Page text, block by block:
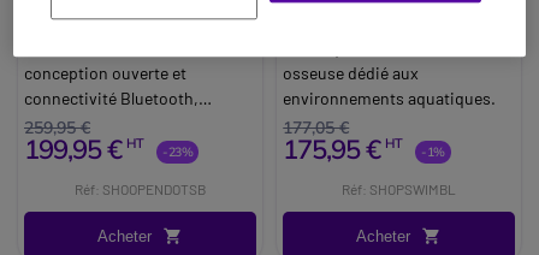
Écouteurs Bluetooth
conception ouverte et
connectivité Bluetooth,
parfaits pour les
communications et une
déplacement.
259,95 €
199,95 € HT -23%
Réf: SHOOPENDOTSB
Acheter
osseuse dédié aux
environnements aquatiques.
177,05 €
175,95 € HT -1%
Réf: SHOPSWIMBL
Acheter